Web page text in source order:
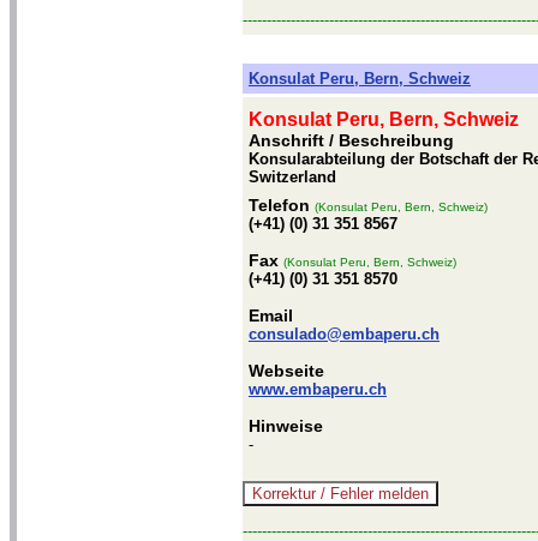
Konsulat Peru, Bern, Schweiz
Konsulat Peru, Bern, Schweiz
Anschrift / Beschreibung
Konsularabteilung der Botschaft der
Switzerland
Telefon (Konsulat Peru, Bern, Schweiz)
(+41) (0) 31 351 8567
Fax (Konsulat Peru, Bern, Schweiz)
(+41) (0) 31 351 8570
Email
consulado@embaperu.ch
Webseite
www.embaperu.ch
Hinweise
-